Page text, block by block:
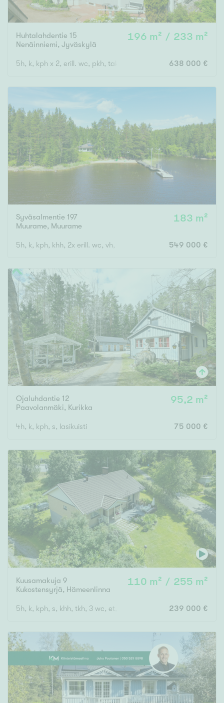
Huhtalahdentie 15
Nenäinniemi, Jyväskylä
196 m² / 233 m²
5h, k, kph x 2, erill. wc, pkh, takkah., aula, autotalli ja -katos,
638 000 €
Syväsalmentie 197
Muurame, Muurame
183 m²
5h, k, kph, khh, 2x erill. wc, vh, lasitettu lämmin terassi
549 000 €
Ojaluhdantie 12
Paavolanmäki, Kurikka
95,2 m²
4h, k, kph, s, lasikuisti 75 000 €
Kuusamakuja 9
Kukostensyrjä, Hämeenlinna
110 m² / 255 m²
5h, k, kph, s, khh, tkh, 3 wc, et, parv, vh, 2 var, kylmäkellari, at
239 000 €